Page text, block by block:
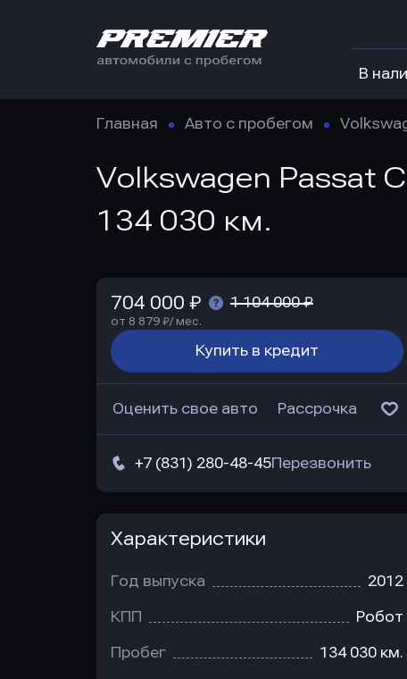
В
Главная Авто с пробегом
Volkswagen Passat
134 030 км.
704 000 ₽ 1 104 000 ₽
от 8 879 ₽/ мес.
Купить в кредит
Оценить свое авто Рассрочка
+7 (831) 280-48-45Перезвонить
Характеристики
Год выпуска 2012
КПП Робот
Пробег 134 030 км.